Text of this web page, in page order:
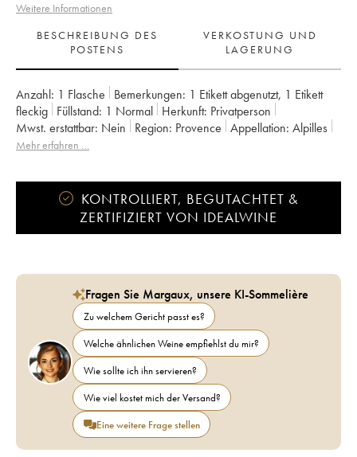
Weitere Informationen
BESCHREIBUNG DES
POSTENS
VERKOSTUNG UND
LAGERUNG
Anzahl: 1 Flasche Bemerkungen: 1 Etikett abgenutzt, 1 Etikett
fleckig Füllstand: 1 Normal Herkunft:
privatperson
Mwst. erstattbar:
nein Region: Provence Appellation:
Alpilles
Eigentümer:
Eloi Dürrbach
Mehr erfahren …
KONTROLLIERT, BEGUTACHTET &
ZERTIFIZIERT VON IDEALWINE
Fragen Sie Margaux, unsere KI-Sommelière
Zu welchem Gericht passt es?
Welche ähnlichen Weine empfiehlst du mir?
Wie sollte ich ihn servieren?
Wie viel kostet mich der Versand?
Eine weitere Frage stellen